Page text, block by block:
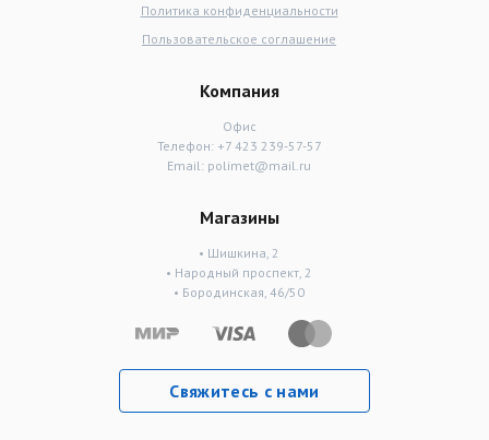
Политика конфиденциальности
Пользовательское соглашение
Компания
Офис
Телефон: +7 423 239-57-57
Email: polimet@mail.ru
Магазины
• Шишкина, 2
• Народный проспект, 2
• Бородинская, 46/50
Свяжитесь с нами